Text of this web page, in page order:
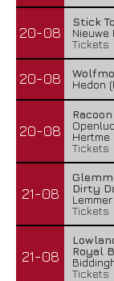
20-08
Stick
Nieuwe
Tickets
20-08
Hedon
20-08
Racoon
Hertme
Tickets
21-08
Dirty
Lemmer
Tickets
21-08
Royal
Tickets